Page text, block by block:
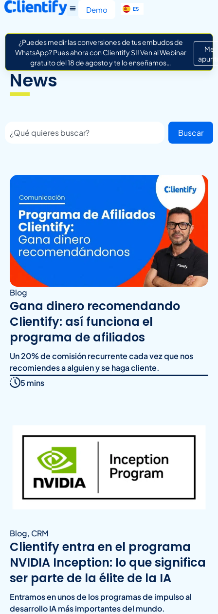
Demo ES
IT
¿Puedes medir las conversiones de tus embudos de
WhatsApp? Pues ahora con Clientify SI! Ven al Webinar
gratuito del 18 de agosto y te lo enseñamos…
Me
News
Buscar
Blog
Gana dinero recomendando
Clientify: así funciona el
programa de afiliados
Un 20% de comisión recurrente cada vez que nos
recomiendes a alguien y se haga cliente.
5 mins
Blog, CRM
Clientify entra en el programa
NVIDIA Inception: lo que significa
ser parte de la élite de la IA
Entramos en unos de los programas de impulso al
desarrollo IA más importantes del mundo.